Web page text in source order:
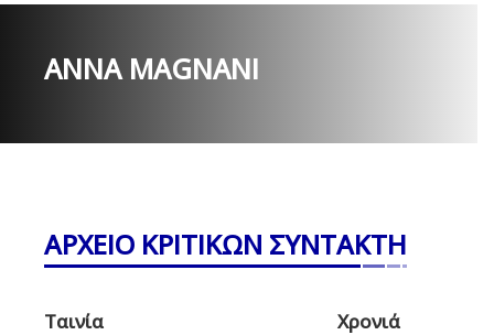
ANNA MAGNANI
ΑΡΧΕΙΟ ΚΡΙΤΙΚΩΝ ΣΥΝΤΑΚΤΗ
Ταινία Χρονιά